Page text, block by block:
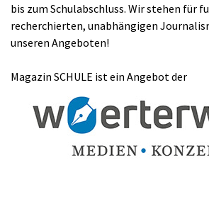
bis zum Schulabschluss. Wir stehen für
recherchierten, unabhängigen
unseren Angeboten!
Magazin SCHULE ist ein Angebot der